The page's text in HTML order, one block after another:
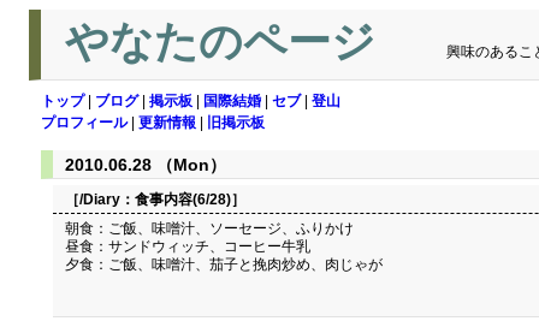
やなたのページ 興味のあるこ
トップ| ブログ| 掲示板 国際結婚 セブ| 登山
プロフィール| 更新情報 旧掲示板
2010.06.28 （Mon）
［/Diary： 食事内容(6/28)］
朝食：ご飯、味噌汁、ソーセージ、ふりかけ
昼食：サンドウィッチ、コーヒー牛乳
夕食：ご飯、味噌汁、茄子と挽肉炒め、肉じゃが